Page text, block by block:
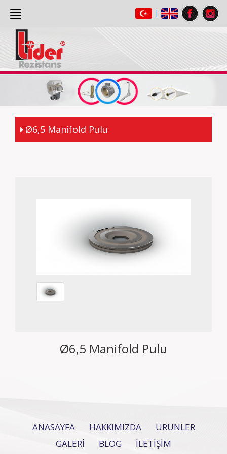
|
ANASAYFA
(current)
HAKKIMIZDA
Ø6,5 Manifold Pulu
Ø6,5 Manifold Pulu
ANASAYFA HAKKIMIZDA
ÜRÜNLER
GALERİ
BLOG İLETİŞİM